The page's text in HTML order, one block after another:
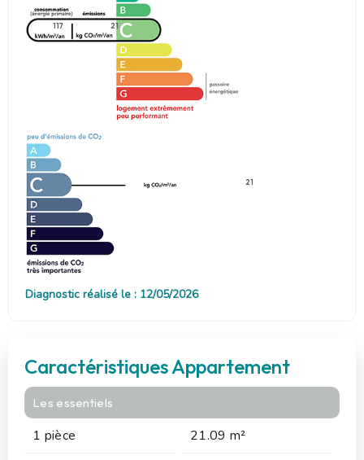
117 21
21
Diagnostic réalisé le : 12/05/2026
Caractéristiques Appartement
Les essentiels
1 pièce
21.09 m²